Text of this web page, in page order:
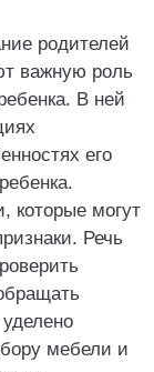
родителей
важную роль
В ней
его
которые могут
Речь
мебели и